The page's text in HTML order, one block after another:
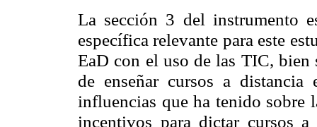
La sección 3 del instrumento
específica relevante para este
EaD con el uso de las TIC, bien
de enseñar cursos a
influencias que ha tenido sobre
incentivos para dictar cursos